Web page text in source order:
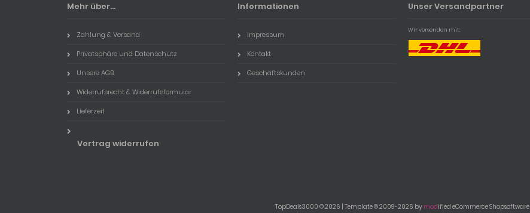
Mehr über...
Zahlung & Versand
Privatsphäre und Datenschutz
Unsere AGB
Widerrufsrecht & Widerrufsformular
Lieferzeit
Vertrag widerrufen
Informationen
Impressum
Kontakt
Geschäftskunden
Unser Versandpartner
Wir versenden mit:
TopDeals3000 © 2026 | Template © 2009-2026 by modified eCommerce Shopsoftware